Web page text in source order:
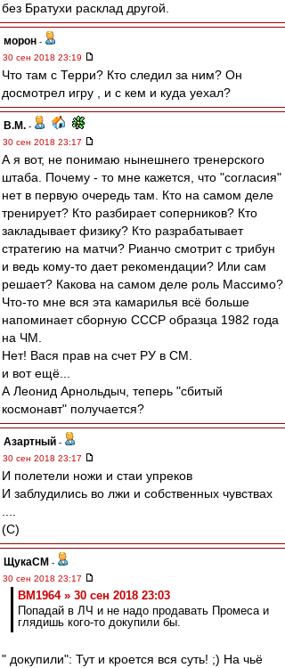
без Братухи расклад другой.
морон -
30 сен 2018 23:19
Что там с Терри? Кто следил за ним? Он
досмотрел игру , и с кем и куда уехал?
В.М. -
30 сен 2018 23:17
А я вот, не понимаю нынешнего тренерского
штаба. Почему - то мне кажется, что "согласия"
нет в первую очередь там. Кто на самом деле
тренирует? Кто разбирает соперников? Кто
закладывает физику? Кто разрабатывает
стратегию на матчи? Рианчо смотрит с трибун
и ведь кому-то дает рекомендации? Или сам
решает? Какова на самом деле роль Массимо?
Что-то мне вся эта камарилья всё больше
напоминает сборную СССР образца 1982 года
на ЧМ.
Нет! Вася прав на счет РУ в СМ.
и вот ещё...
А Леонид Арнольдыч, теперь "сбитый
космонавт" получается?
Азартный -
30 сен 2018 23:17
И полетели ножи и стаи упреков
И заблудились во лжи и собственных чувствах
(С)
ЩукаСМ -
30 сен 2018 23:17
BM1964 » 30 сен 2018 23:03
Попадай в ЛЧ и не надо продавать Промеса и
глядишь кого-то докупили бы.
" докупили": Тут и кроется вся суть! ;) На чьё